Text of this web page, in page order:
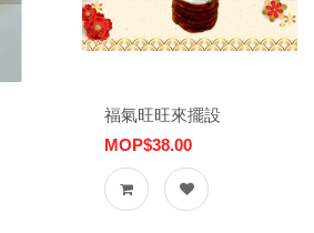
福氣旺旺來擺設
MOP$38.00